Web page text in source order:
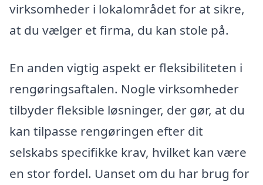
virksomheder i lokalområdet for at sikre,
at du vælger et firma, du kan stole på.
En anden vigtig aspekt er fleksibiliteten i
rengøringsaftalen. Nogle virksomheder
tilbyder fleksible løsninger, der gør, at du
kan tilpasse rengøringen efter dit
selskabs specifikke krav, hvilket kan være
en stor fordel. Uanset om du har brug for